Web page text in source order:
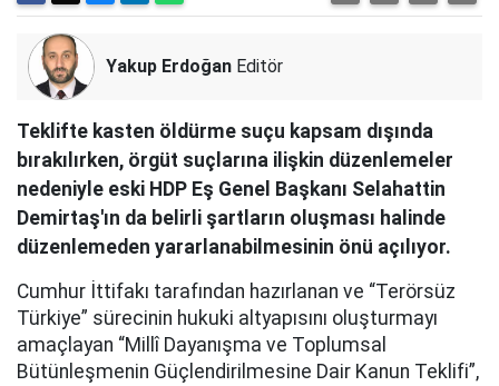
Yakup Erdoğan Editör
Teklifte kasten öldürme suçu kapsam dışında
bırakılırken, örgüt suçlarına ilişkin düzenlemeler
nedeniyle eski HDP Eş Genel Başkanı Selahattin
Demirtaş'ın da belirli şartların oluşması halinde
düzenlemeden yararlanabilmesinin önü açılıyor.
Cumhur İttifakı tarafından hazırlanan ve “Terörsüz
Türkiye” sürecinin hukuki altyapısını oluşturmayı
amaçlayan “Millî Dayanışma ve Toplumsal
Bütünleşmenin Güçlendirilmesine Dair Kanun Teklifi”,